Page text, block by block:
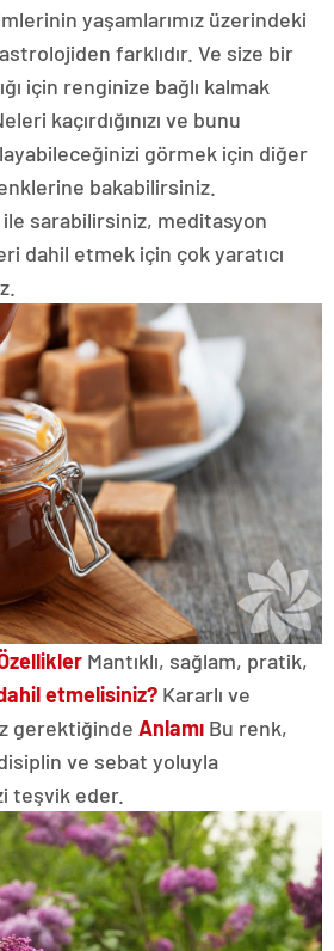
yaşamlarımız üzerindeki
farklıdır. Ve size bir
için renginize bağlı kalmak
kaçırdığınızı ve bunu
görmek için diğer
bakabilirsiniz.
sarabilirsiniz, meditasyon
dahil etmek için çok yaratıcı
Mantıklı, sağlam, pratik,
etmelisiniz? Kararlı ve
gerektiğinde Anlamı Bu renk,
disiplin ve sebat yoluyla
teşvik eder.